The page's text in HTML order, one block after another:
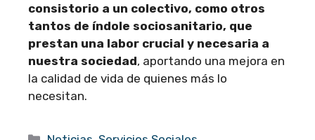
consistorio a un colectivo, como otros
tantos de índole sociosanitario, que
prestan una labor crucial y necesaria a
nuestra sociedad, aportando una mejora en
la calidad de vida de quienes más lo
necesitan.
Categorías